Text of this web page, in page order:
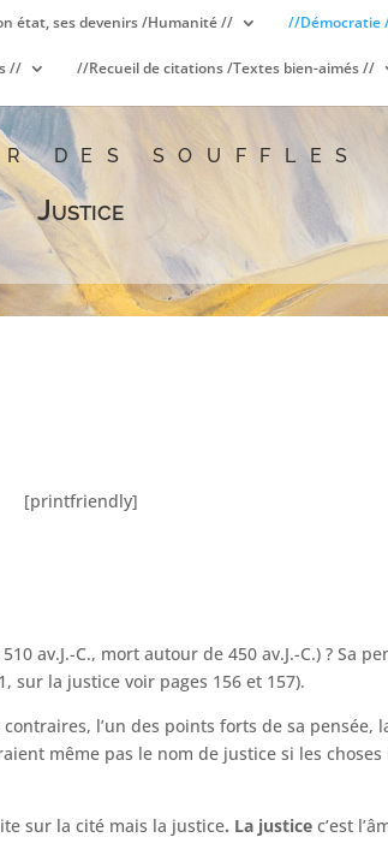
état, ses devenirs /Humanité // //Démocratie
// //Recueil de citations /Textes bien-aimés //
DES SOUFFLES
Justice
[printfriendly]
av.J.-C., mort autour de 450 av.J.-C.) ? Sa
sur la justice voir pages 156 et 157).
l’un des points forts de sa
même pas le nom de justice si les
sur la cité mais la justice. La justice c’est